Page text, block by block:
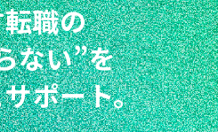
職の
ない”を
ポート。